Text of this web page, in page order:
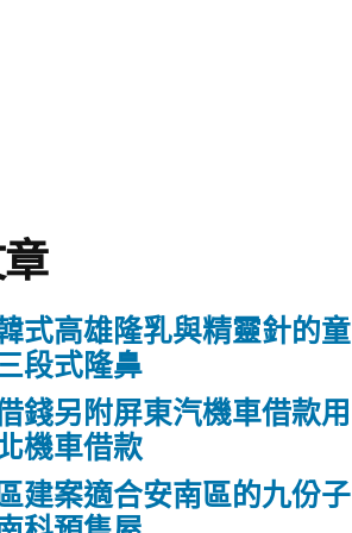
式高雄隆乳與精靈針的童
段式隆鼻
錢另附屏東汽機車借款用
機車借款
建案適合安南區的九份子